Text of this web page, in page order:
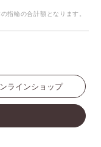
指輪の合計額となります。
ラインショップ